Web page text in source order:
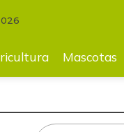
Clima Tecnología
Mascotas